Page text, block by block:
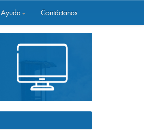
Ayuda Contáctanos